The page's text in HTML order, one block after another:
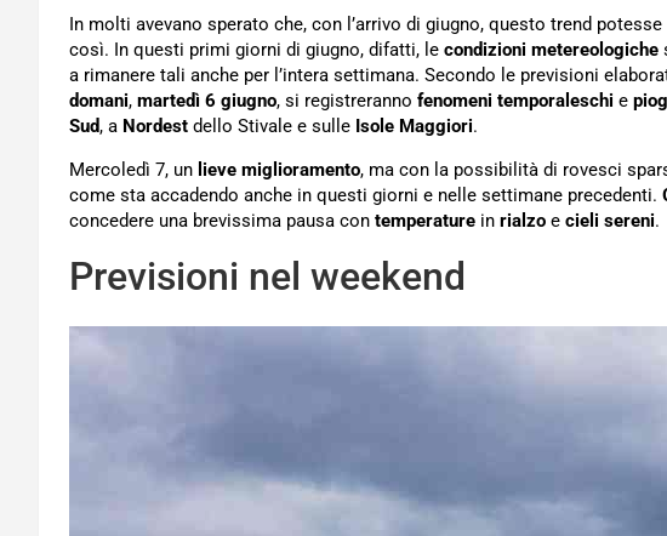
In molti avevano sperato che, con l’arrivo di giugno, questo trend
così. In questi primi giorni di giugno, difatti, le condizioni metereologiche
a rimanere tali anche per l’intera settimana. Secondo le previsioni
domani, martedì 6 giugno, si registreranno fenomeni temporaleschi e
Sud, a Nordest dello Stivale e sulle Isole Maggiori.
Mercoledì 7, un lieve miglioramento, ma con la possibilità di rovesci
come sta accadendo anche in questi giorni e nelle settimane precedenti.
concedere una brevissima pausa con temperature in rialzo e cieli sereni.
Previsioni nel weekend